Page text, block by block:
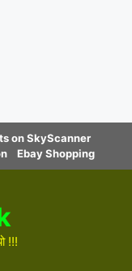
on SkyScanner
Ebay Shopping
!!!